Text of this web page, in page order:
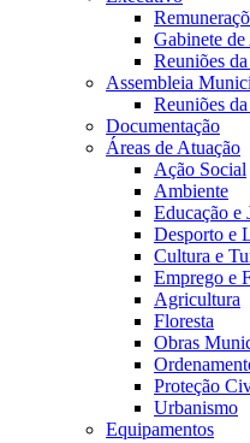
Gabinete
Reuniões
Assembleia
Reuniões
Documentação
Áreas de Atuação
Ação Social
Ambiente
Educação e
Desporto e
Cultura e
Emprego e
Agricultura
Floresta
Obras
Proteção
Urbanismo
Equipamentos